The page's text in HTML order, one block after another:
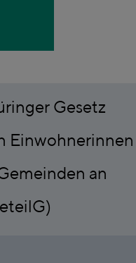
Gesetz
Einwohnerinnen
an